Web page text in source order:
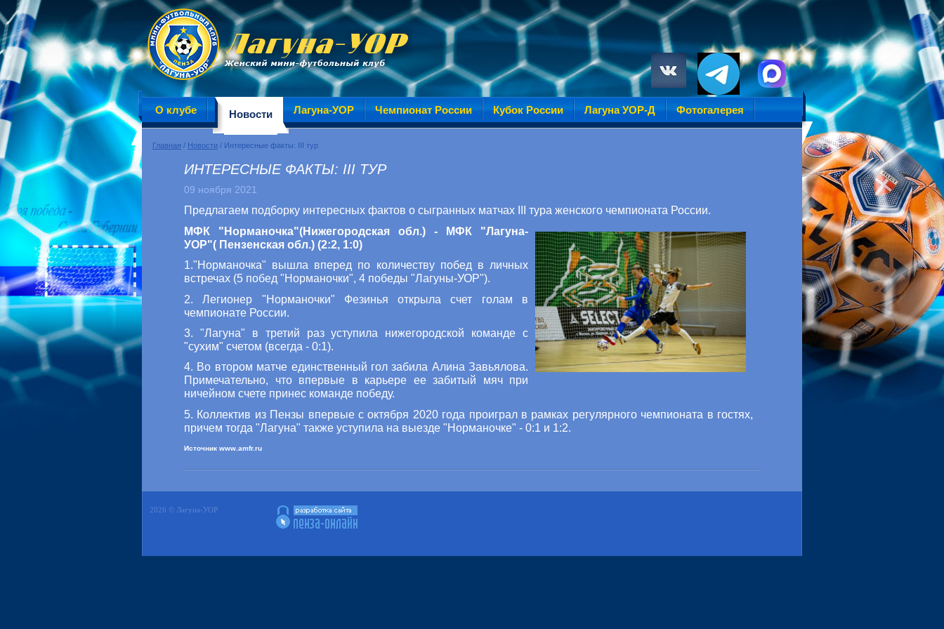
О клубе Новости Лагуна-УОР Чемпионат России Кубок России Лагуна УОР-Д Фотогалерея
Главная / Новости / Интересные факты: III тур
ИНТЕРЕСНЫЕ ФАКТЫ: III ТУР
09 ноября 2021
Предлагаем подборку интересных фактов о сыгранных матчах III тура женского чемпионата России.
МФК "Норманочка"(Нижегородская обл.) - МФК "Лагуна-
УОР"( Пензенская обл.) (2:2, 1:0)
1."Норманочка" вышла вперед по количеству побед в личных
встречах (5 побед "Норманочки", 4 победы "Лагуны-УОР").
2. Легионер "Норманочки" Фезинья открыла счет голам в
чемпионате России.
3. "Лагуна" в третий раз уступила нижегородской команде с
"сухим" счетом (всегда - 0:1).
4. Во втором матче единственный гол забила Алина Завьялова.
Примечательно, что впервые в карьере ее забитый мяч при
ничейном счете принес команде победу.
5. Коллектив из Пензы впервые с октября 2020 года проиграл в рамках регулярного чемпионата в гостях,
причем тогда "Лагуна" также уступила на выезде "Норманочке" - 0:1 и 1:2.
Источник www.amfr.ru
2026 © Лагуна-УОР